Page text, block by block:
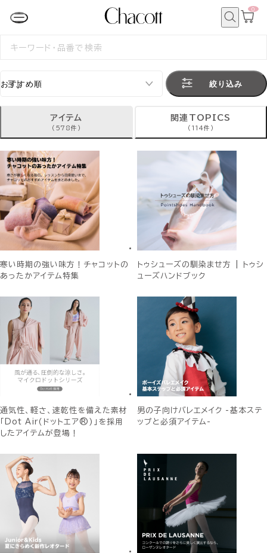
カ
0
検
絞り込み
アイテム
(578件)
関連TOPICS
(114件)
寒い時期の強い味方！チャコットの
あったかアイテム特集
トゥシューズの馴染ませ方 | トゥシ
ューズハンドブック
通気性、軽さ、速乾性を備えた素材
「Dot Air(ドットエア®)」を採用
したアイテムが登場！
男の子向けバレエメイク -基本ステ
ップと必須アイテム-